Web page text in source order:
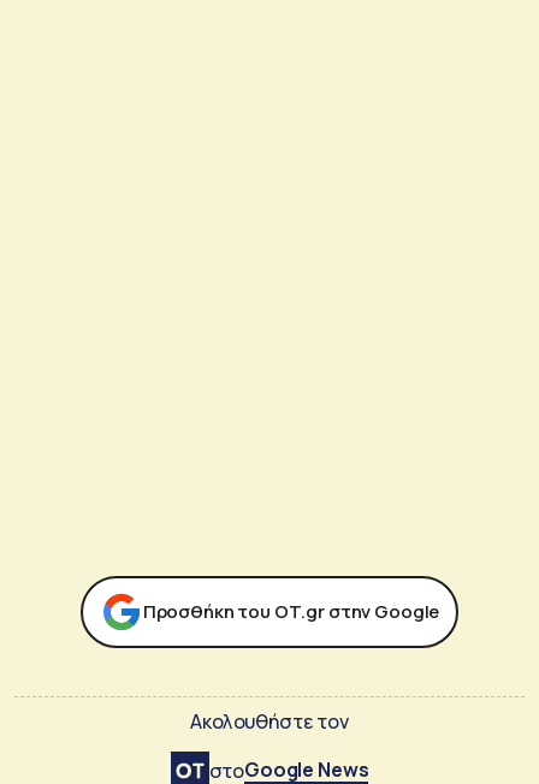
Προσθήκη του ΟΤ.gr στην Google
Ακολουθήστε τον
στοGoogle News